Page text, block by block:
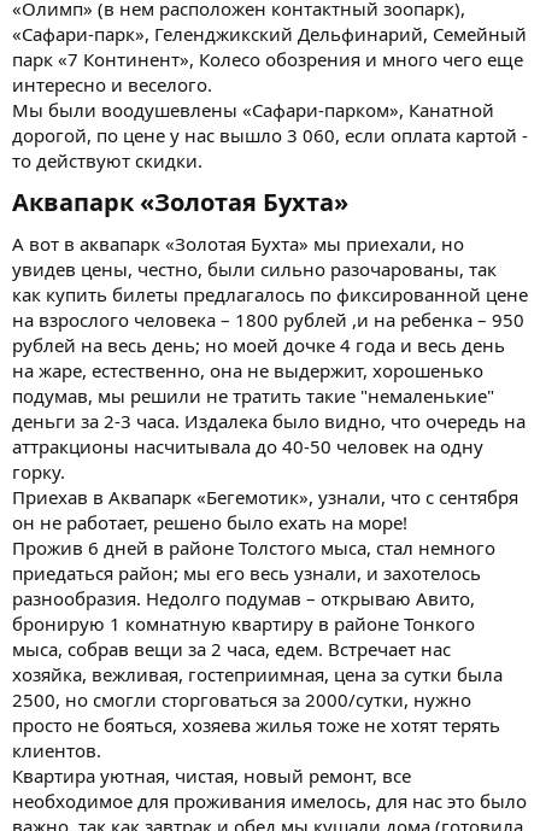
«Олимп» (в нем расположен контактный зоопарк),
«Сафари-парк», Геленджикский Дельфинарий, Семейный
парк «7 Континент», Колесо обозрения и много чего еще
интересно и веселого.
Мы были воодушевлены «Сафари-парком», Канатной
дорогой, по цене у нас вышло 3 060, если оплата картой -
то действуют скидки.
Аквапарк «Золотая Бухта»​
А вот в аквапарк «Золотая Бухта» мы приехали, но
увидев цены, честно, были сильно разочарованы, так
как купить билеты предлагалось по фиксированной цене
на взрослого человека – 1800 рублей ,и на ребенка – 950
рублей на весь день; но моей дочке 4 года и весь день
на жаре, естественно, она не выдержит, хорошенько
подумав, мы решили не тратить такие "немаленькие"
деньги за 2-3 часа. Издалека было видно, что очередь на
аттракционы насчитывала до 40-50 человек на одну
горку.
Приехав в Аквапарк «Бегемотик», узнали, что с сентября
он не работает, решено было ехать на море!
Прожив 6 дней в районе Толстого мыса, стал немного
приедаться район; мы его весь узнали, и захотелось
разнообразия. Недолго подумав – открываю Авито,
бронирую 1 комнатную квартиру в районе Тонкого
мыса, собрав вещи за 2 часа, едем. Встречает нас
хозяйка, вежливая, гостеприимная, цена за сутки была
2500, но смогли сторговаться за 2000/сутки, нужно
просто не бояться, хозяева жилья тоже не хотят терять
клиентов.
Квартира уютная, чистая, новый ремонт, все
необходимое для проживания имелось, для нас это было
важно, так как завтрак и обед мы кушали дома (готовила